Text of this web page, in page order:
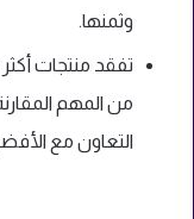
وثمنها.
تفقد منتجات
من المهم
التعاون مع